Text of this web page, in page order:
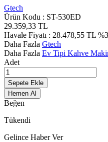
Gtech
Ürün Kodu : ST-530ED
29.359,33 TL
Havale Fiyatı : 28.478,55 TL %3
Daha Fazla Gtech
Daha Fazla Ev Tipi Kahve
Adet
Sepete Ekle
Hemen Al
Beğen
Tükendi
Gelince Haber Ver